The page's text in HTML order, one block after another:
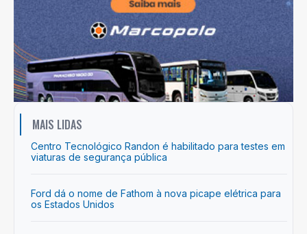
MAIS LIDAS
Centro Tecnológico Randon é habilitado para testes em
viaturas de segurança pública
Ford dá o nome de Fathom à nova picape elétrica para
os Estados Unidos